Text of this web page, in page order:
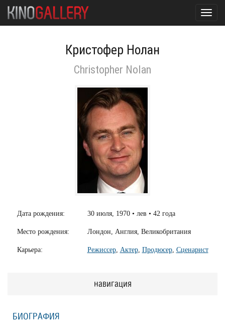
Кристофер Нолан
Christopher Nolan
Дата рождения: 30 июля, 1970 • лев • 42 года
Место рождения: Лондон, Англия, Великобритания
Карьера: Режиссер, Актер, Продюсер, Сценарист
навигация
БИОГРАФИЯ